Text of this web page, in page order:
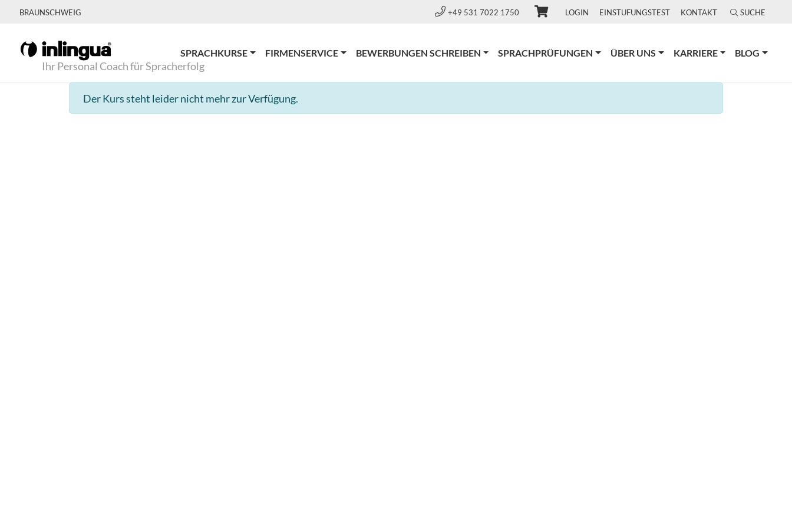
BRAUNSCHWEIG +49 531 7022 1750 LOGIN EINSTUFUNGSTEST KONTAKT SUCHE
Ihr Personal Coach für Spracherfolg
SPRACHKURSE FIRMENSERVICE BEWERBUNGEN SCHREIBEN SPRACHPRÜFUNGEN ÜBER UNS KARRIERE BLOG
Der Kurs steht leider nicht mehr zur Verfügung.